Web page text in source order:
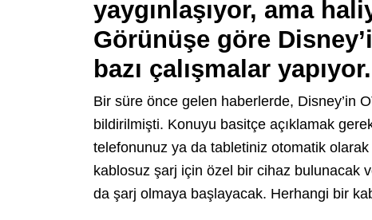
yaygınlaşıyor, ama
Görünüşe göre
bazı çalışmalar yapıyor.
Bir süre önce gelen haberlerde, Disney’in
bildirilmişti. Konuyu basitçe açıklamak
telefonunuz ya da tabletiniz otomatik
kablosuz şarj için özel bir cihaz bulunacak
da şarj olmaya başlayacak. Herhangi bir